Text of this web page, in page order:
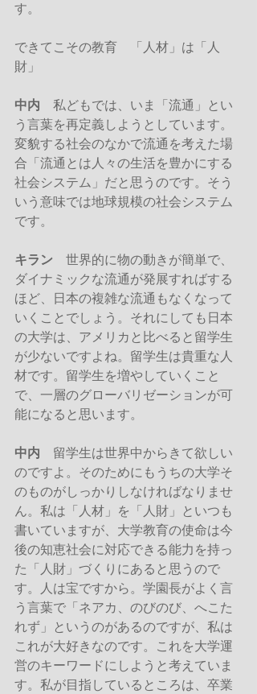
す。
できてこその教育　「人材」は「人
財」
中内 私どもでは、いま「流通」とい
う言葉を再定義しようとしています。
変貌する社会のなかで流通を考えた場
合「流通とは人々の生活を豊かにする
社会システム」だと思うのです。そう
いう意味では地球規模の社会システム
です。
キラン 世界的に物の動きが簡単で、
ダイナミックな流通が発展すればする
ほど、日本の複雑な流通もなくなって
いくことでしょう。それにしても日本
の大学は、アメリカと比べると留学生
が少ないですよね。留学生は貴重な人
材です。留学生を増やしていくこと
で、一層のグローバリゼーションが可
能になると思います。
中内 留学生は世界中からきて欲しい
のですよ。そのためにもうちの大学そ
のものがしっかりしなければなりませ
ん。私は「人材」を「人財」といつも
書いていますが、大学教育の使命は今
後の知恵社会に対応できる能力を持っ
た「人財」づくりにあると思うので
す。人は宝ですから。学園長がよく言
う言葉で「ネアカ、のびのび、へこた
れず」というのがあるのですが、私は
これが大好きなのです。これを大学運
営のキーワードにしようと考えていま
す。私が目指しているところは、卒業